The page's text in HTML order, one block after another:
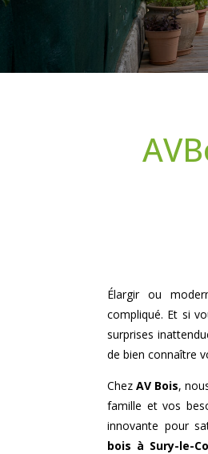
Élargir ou
compliqué. Et si
surprises
de bien connaître
ChezAV Bois,
famille et vos
innovante pour
bois à Sury-le-